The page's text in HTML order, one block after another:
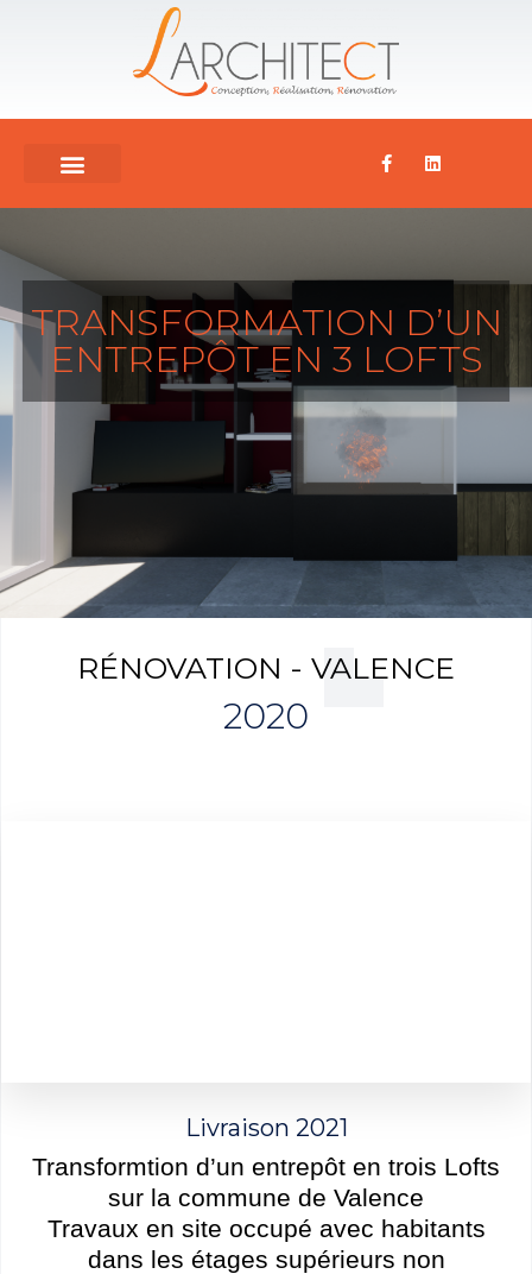
TRANSFORMATION D’UN
ENTREPÔT EN 3 LOFTS
RÉNOVATION - VALENCE
2020
Livraison 2021
Transformtion d’un entrepôt en trois Lofts
sur la commune de Valence
Travaux en site occupé avec habitants
dans les étages supérieurs non